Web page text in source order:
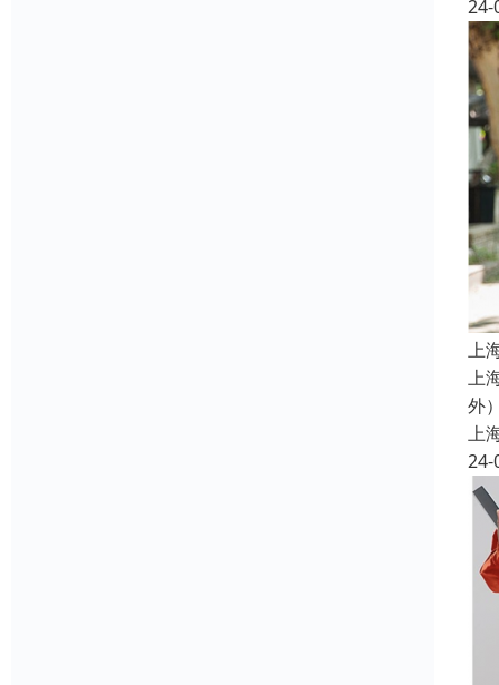
24-
上
上
外
上
24-